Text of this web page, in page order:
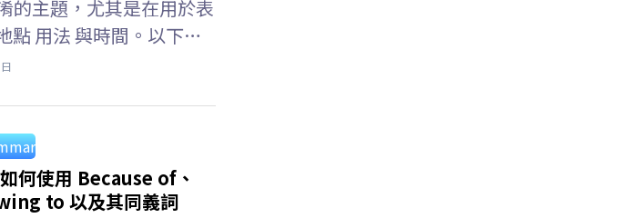
的主題，尤其是在用於表
點 用法 與時間。以下文
面掌握英語中in…
何使用 Because of、
to 以及其同義詞